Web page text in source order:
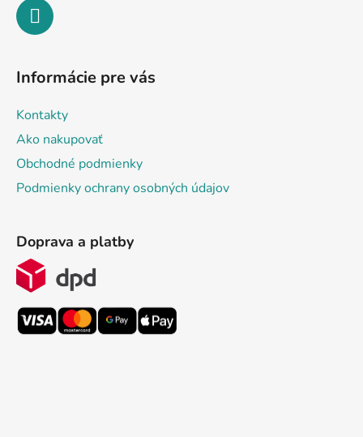
Informácie pre vás
Kontakty
Ako nakupovať
Obchodné podmienky
Podmienky ochrany osobných údajov
Doprava a platby